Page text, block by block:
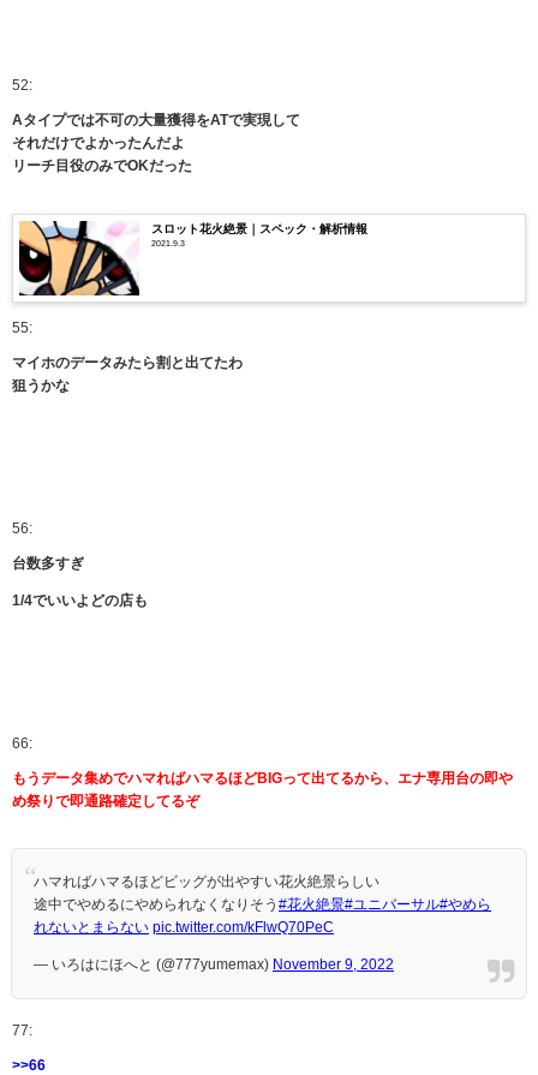
52:
Aタイプでは不可の大量獲得をATで実現して
それだけでよかったんだよ
リーチ目役のみでOKだった
スロット花火絶景｜スペック・解析情報
2021.9.3
55:
マイホのデータみたら割と出てたわ
狙うかな
56:
台数多すぎ
1/4でいいよどの店も
66:
もうデータ集めでハマればハマるほどBIGって出てるから、エナ専用台の即や
め祭りで即通路確定してるぞ
ハマればハマるほどビッグが出やすい花火絶景らしい
途中でやめるにやめられなくなりそう #花火絶景#ユニバーサル#やめら
れないとまらない pic.twitter.com/kFlwQ70PeC
— いろはにほへと (@777yumemax) November 9, 2022
77:
>>66